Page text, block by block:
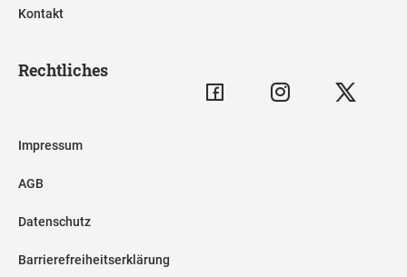
Kontakt
Rechtliches
Impressum
AGB
Datenschutz
Barrierefreiheitserklärung